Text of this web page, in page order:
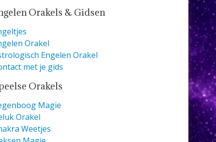
Orakels & Gidsen
Orakel
Engelen Orakel
met je gids
Orakels
Magie
Orakel
Weetjes